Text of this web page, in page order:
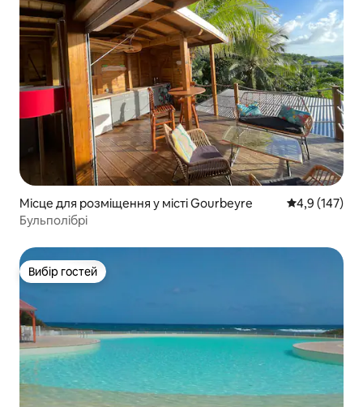
Місце для розміщення у місті Gourbeyre Середня
4,9 (147)
Бульполібрі
Вибір гостей
Вибір гостей